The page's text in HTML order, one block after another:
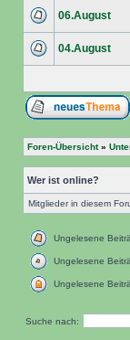
06.August
04.August
Foren-Übersicht»
Wer ist online?
Mitglieder in diesem
Ungelesene
Ungelesene
Ungelesene
Suche nach: